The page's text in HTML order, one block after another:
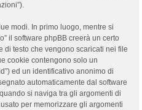
modi. In primo luogo, mentre si
il software phpBB creerà un certo
di testo che vengono scaricati nei file
cookie contengono solo un
ed un identificativo anonimo di
automaticamente dal software
si naviga tra gli argomenti di
per memorizzare gli argomenti